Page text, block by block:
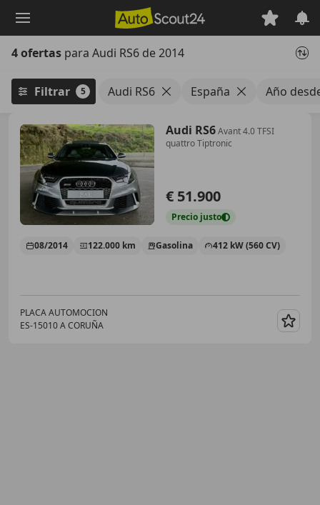
principal
4 ofertas para Audi RS6 de 2014
Filtrar 5 Audi RS6 España Año
Audi RS6Avant 4.0 TFSI
quattro Tiptronic
€ 51.900
Precio justo
08/2014 122.000 km Gasolina 412 kW (560 CV)
PLACA AUTOMOCION
ES-15010 A CORUÑA